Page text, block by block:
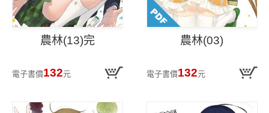
農林(13)完
電子書價132元
農林(03)
電子書價132元